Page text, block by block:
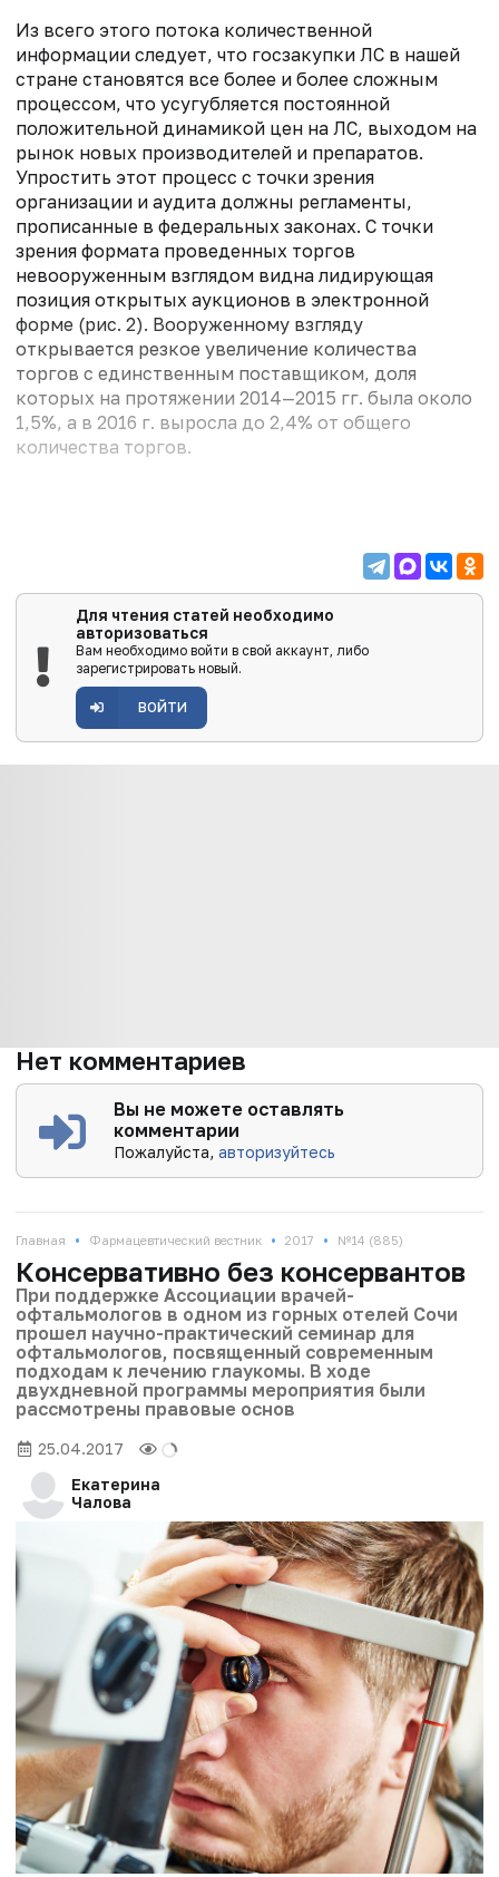
Из всего этого потока количественной
информации следует, что госзакупки ЛС в нашей
стране становятся все более и более сложным
процессом, что усугубляется постоянной
положительной динамикой цен на ЛС, выходом на
рынок новых производителей и препаратов.
Упростить этот процесс с точки зрения
организации и аудита должны регламенты,
прописанные в федеральных законах. С точки
зрения формата проведенных торгов
невооруженным взглядом видна лидирующая
позиция открытых аукционов в электронной
форме (рис. 2). Вооруженному взгляду
открывается резкое увеличение количества
торгов с единственным поставщиком, доля
которых на протяжении 2014—2015 гг. была около
1,5%, а в 2016 г. выросла до 2,4% от общего
количества торгов.
Для чтения статей необходимо
авторизоваться
Вам необходимо войти в свой аккаунт, либо
зарегистрировать новый.
ВОЙТИ
Нет комментариев
Вы не можете оставлять
комментарии
Пожалуйста,авторизуйтесь
Главная • Фармацевтический вестник • 2017 • №14 (885)
Консервативно без консервантов
При поддержке Ассоциации врачей-
офтальмологов в одном из горных отелей Сочи
прошел научно-практический семинар для
офтальмологов, посвященный современным
подходам к лечению глаукомы. В ходе
двухдневной программы мероприятия были
рассмотрены правовые основ
25.04.2017
Екатерина
Чалова